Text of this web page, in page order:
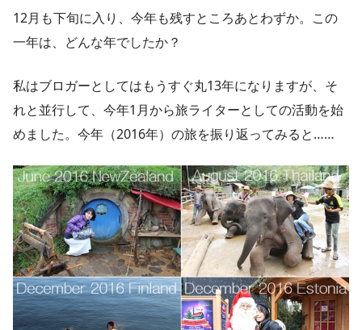
12月も下旬に入り、今年も残すところあとわずか。この
一年は、どんな年でしたか？
私はブロガーとしてはもうすぐ丸13年になりますが、そ
れと並行して、今年1月から旅ライターとしての活動を始
めました。今年（2016年）の旅を振り返ってみると……